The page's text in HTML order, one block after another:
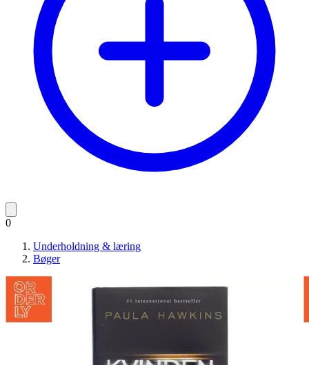
0
Underholdning & læring
Bøger